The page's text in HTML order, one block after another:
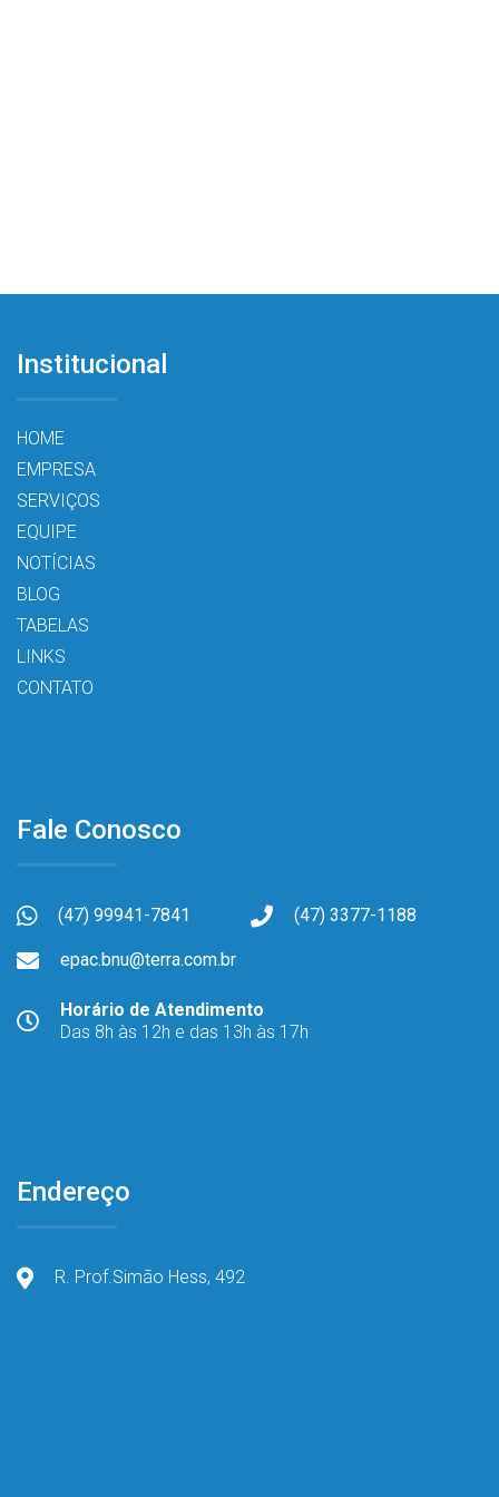
Institucional
HOME
EMPRESA
SERVIÇOS
EQUIPE
NOTÍCIAS
BLOG
TABELAS
LINKS
CONTATO
Fale Conosco
(47) 99941-7841 (47) 3377-1188
epac.bnu@terra.com.br
Horário de Atendimento
Das 8h às 12h e das 13h às 17h
Endereço
R. Prof.Simão Hess, 492